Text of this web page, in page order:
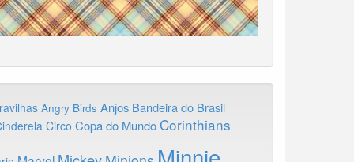
Angry Birds Anjos Bandeira do Brasil
Circo Copa do Mundo Corinthians